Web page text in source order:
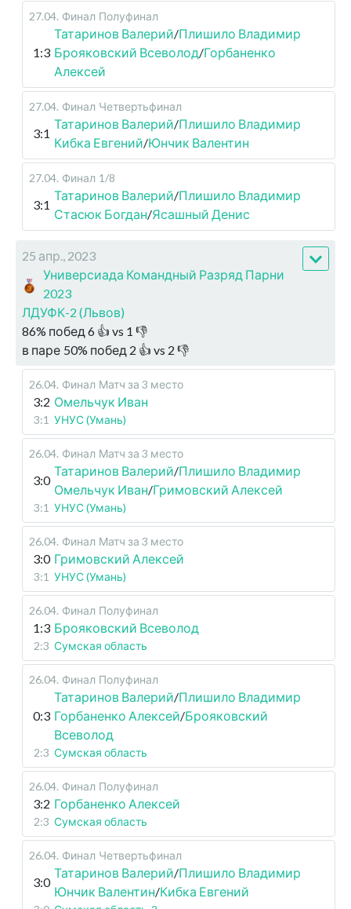
27.04. Финал Полуфинал
1:3
Татаринов Валерий/Плишило Владимир
Брояковский Всеволод/Горбаненко
Алексей
27.04. Финал Четвертьфинал
3:1
Татаринов Валерий/Плишило Владимир
Кибка Евгений/Юнчик Валентин
27.04. Финал 1/8
3:1
Татаринов Валерий/Плишило Владимир
Стасюк Богдан/Ясашный Денис
25 апр., 2023
Универсиада Командный Разряд Парни
2023
ЛДУФК-2 (Львов)
86% побед 6 👍 vs 1 👎
в паре 50% побед 2 👍 vs 2 👎
26.04. Финал Матч за 3 место
3:2 Омельчук Иван
3:1 УНУС (Умань)
26.04. Финал Матч за 3 место
3:0
Татаринов Валерий/Плишило Владимир
Омельчук Иван/Гримовский Алексей
3:1 УНУС (Умань)
26.04. Финал Матч за 3 место
3:0 Гримовский Алексей
3:1 УНУС (Умань)
26.04. Финал Полуфинал
1:3 Брояковский Всеволод
2:3 Сумская область
26.04. Финал Полуфинал
0:3
Татаринов Валерий/Плишило Владимир
Горбаненко Алексей/Брояковский
Всеволод
2:3 Сумская область
26.04. Финал Полуфинал
3:2 Горбаненко Алексей
2:3 Сумская область
26.04. Финал Четвертьфинал
3:0
Татаринов Валерий/Плишило Владимир
Юнчик Валентин/Кибка Евгений